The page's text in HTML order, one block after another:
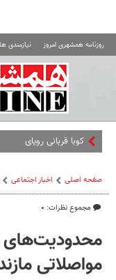
روزنامه همشهری امروز نیازمندی
کوبا قربانی رویای
صفحه اصلی اخبار اجتماعی
مجموع نظرات: ۰
محدودیت‌های
مواصلاتی